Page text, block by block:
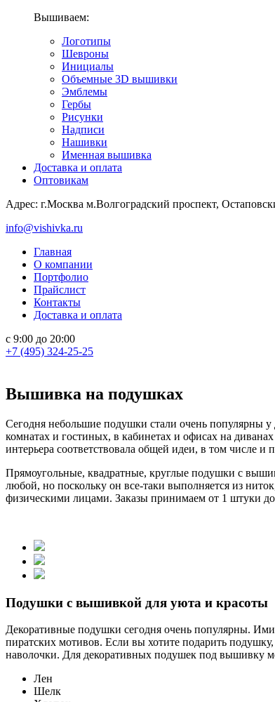
Вышиваем:
Логотипы
Шевроны
Инициалы
Объемные 3D вышивки
Эмблемы
Гербы
Рисунки
Надписи
Нашивки
Именная вышивка
Доставка и оплата
Оптовикам
Адрес: г.Москва м.Волгоградский проспект,
info@vishivka.ru
Главная
О компании
Портфолио
Прайслист
Контакты
Доставка и оплата
с 9:00 до 20:00
+7 (495) 324-25-25
Вышивка на подушках
Сегодня небольшие подушки стали очень популярны
комнатах и гостиных, в кабинетах и офисах на
интерьера соответствовала общей идеи, в том числе
Прямоугольные, квадратные, круглые подушки с
любой, но поскольку он все-таки выполняется из
физическими лицами. Заказы принимаем от 1 штуки
Подушки с вышивкой для уюта и красоты
Декоративные подушки сегодня очень популярны.
пиратских мотивов. Если вы хотите подарить
наволочки. Для декоративных подушек под вышивку
Лен
Шелк